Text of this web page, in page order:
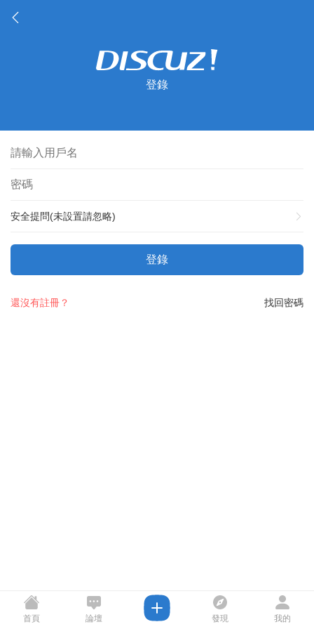
登錄
安全提問(未設置請忽略)
登錄
找回密碼
還沒有註冊？
首頁 論壇 發現 我的